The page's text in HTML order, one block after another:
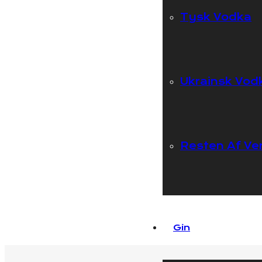
Tysk Vodka
Ukrainsk
Resten Af
Gin